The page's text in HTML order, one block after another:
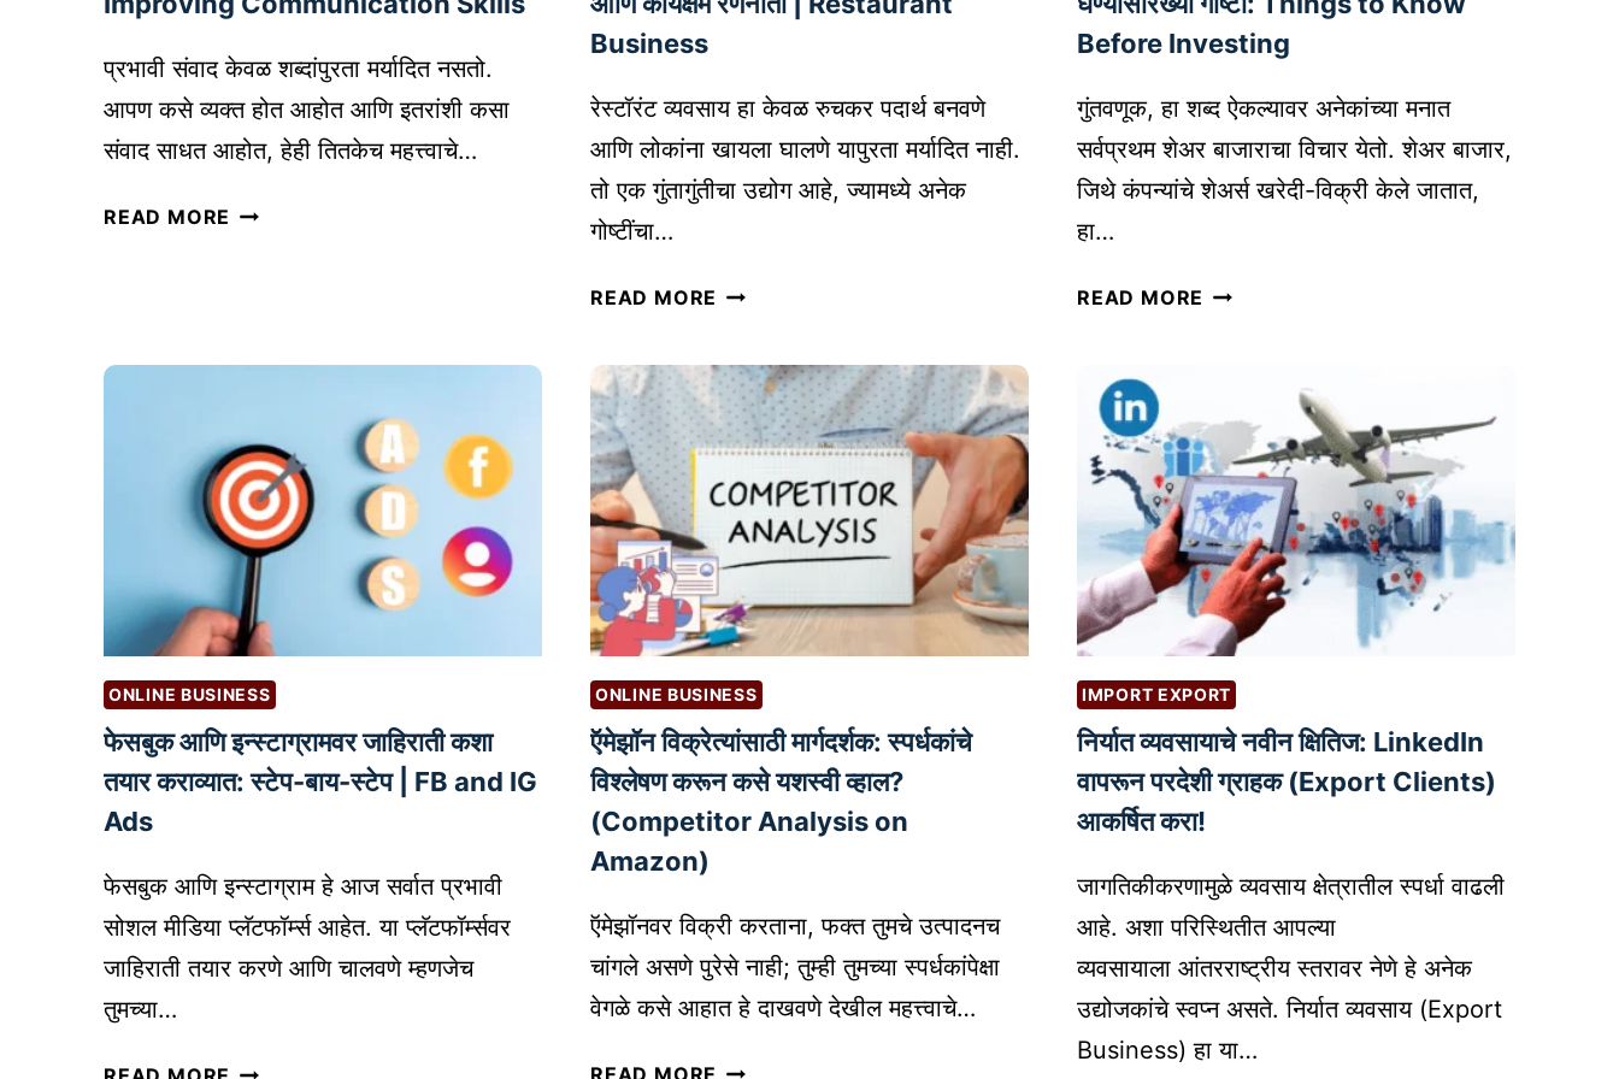
इ
ऊ
बा
हा
न
रि
टे
ल
र्स
सा
ठी
)
|
T
W
O
L
A
र
व
या
सा
ठी
ठ
रू
श
क
ते
?
प्रभावी संवाद केवळ शब्दांपुरता मर्यादित नसतो.
आपण कसे व्यक्त होत आहोत आणि इतरांशी कसा
संवाद साधत आहोत, हेही तितकेच महत्त्वाचे…
READ MORE सं
ल्य
धा
र
ण्या
सा
ठी
७
प्र
भा
वी
टि
प्स
|
P
R
O
Business
रेस्टॉरंट व्यवसाय हा केवळ रुचकर पदार्थ बनवणे
आणि लोकांना खायला घालणे यापुरता मर्यादित नाही.
तो एक गुंतागुंतीचा उद्योग आहे, ज्यामध्ये अनेक
गोष्टींचा…
READ MORE
ट
व्य
व
सा
ची
भा
र
णी
:
आ
व
श्य
क
आ
णि
र्य
Before Investing
गुंतवणूक, हा शब्द ऐकल्यावर अनेकांच्या मनात
सर्वप्रथम शेअर बाजाराचा विचार येतो. शेअर बाजार,
जिथे कंपन्यांचे शेअर्स खरेदी-विक्री केले जातात,
हा…
READ MORE शे
जा
रा
त
गुं
त
व
णु
की
पू
र्वी
वि
चा
रा
घे
ण्या
सा
र
ख्या
गो
ONLINE BUSINESS
फेसबुक आणि इन्स्टाग्रामवर जाहिराती कशा
तयार कराव्यात: स्टेप-बाय-स्टेप | FB and IG
Ads
फेसबुक आणि इन्स्टाग्राम हे आज सर्वात प्रभावी
सोशल मीडिया प्लॅटफॉर्म्स आहेत. या प्लॅटफॉर्म्सवर
जाहिराती तयार करणे आणि चालवणे म्हणजेच
तुमच्या…
फे
ONLINE BUSINESS
ऍमेझॉन विक्रेत्यांसाठी मार्गदर्शक: स्पर्धकांचे
विश्लेषण करून कसे यशस्वी व्हाल?
(Competitor Analysis on
Amazon)
ऍमेझॉनवर विक्री करताना, फक्त तुमचे उत्पादनच
चांगले असणे पुरेसे नाही; तुम्ही तुमच्या स्पर्धकांपेक्षा
वेगळे कसे आहात हे दाखवणे देखील महत्त्वाचे…
IMPORT EXPORT
निर्यात व्यवसायाचे नवीन क्षितिज: LinkedIn
वापरून परदेशी ग्राहक (Export Clients)
आकर्षित करा!
जागतिकीकरणामुळे व्यवसाय क्षेत्रातील स्पर्धा वाढली
आहे. अशा परिस्थितीत आपल्या
व्यवसायाला आंतरराष्ट्रीय स्तरावर नेणे हे अनेक
उद्योजकांचे स्वप्न असते. निर्यात व्यवसाय (Export
Business) हा या…